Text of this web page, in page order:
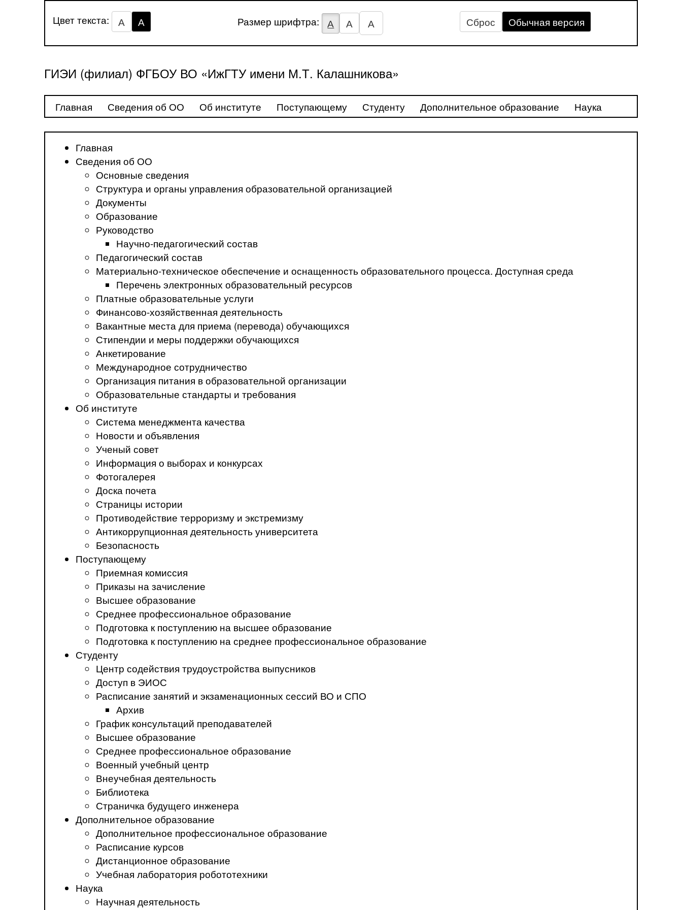
Цвет текста: А А Размер шрифтра: А А А Сброс Обычная версия
ГИЭИ (филиал) ФГБОУ ВО «ИжГТУ имени М.Т. Калашникова»
Главная Сведения об ОО Об институте Поступающему Студенту Дополнительное образование Наука
Главная
Сведения об ОО
Основные сведения
Структура и органы управления образовательной организацией
Документы
Образование
Руководство
Научно-педагогический состав
Педагогический состав
Материально-техническое обеспечение и оснащенность образовательного процесса. Доступная среда
Перечень электронных образовательный ресурсов
Платные образовательные услуги
Финансово-хозяйственная деятельность
Вакантные места для приема (перевода) обучающихся
Стипендии и меры поддержки обучающихся
Анкетирование
Международное сотрудничество
Организация питания в образовательной организации
Образовательные стандарты и требования
Об институте
Система менеджмента качества
Новости и объявления
Ученый совет
Информация о выборах и конкурсах
Фотогалерея
Доска почета
Страницы истории
Противодействие терроризму и экстремизму
Антикоррупционная деятельность университета
Безопасность
Поступающему
Приемная комиссия
Приказы на зачисление
Высшее образование
Среднее профессиональное образование
Подготовка к поступлению на высшее образование
Подготовка к поступлению на среднее профессиональное образование
Студенту
Центр содействия трудоустройства выпусников
Доступ в ЭИОС
Расписание занятий и экзаменационных сессий ВО и СПО
Архив
График консультаций преподавателей
Высшее образование
Среднее профессиональное образование
Военный учебный центр
Внеучебная деятельность
Библиотека
Страничка будущего инженера
Дополнительное образование
Дополнительное профессиональное образование
Расписание курсов
Дистанционное образование
Учебная лаборатория робототехники
Наука
Научная деятельность